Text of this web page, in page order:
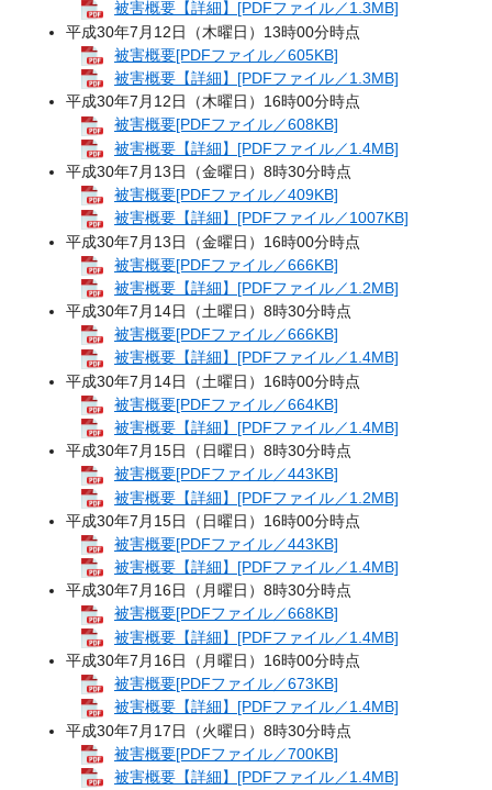
被害概要【詳細】[PDFファイル／1.3MB]
平成30年7月12日（木曜日）13時00分時点
被害概要[PDFファイル／605KB]
被害概要【詳細】[PDFファイル／1.3MB]
平成30年7月12日（木曜日）16時00分時点
被害概要[PDFファイル／608KB]
被害概要【詳細】[PDFファイル／1.4MB]
平成30年7月13日（金曜日）8時30分時点
被害概要[PDFファイル／409KB]
被害概要【詳細】[PDFファイル／1007KB]
平成30年7月13日（金曜日）16時00分時点
被害概要[PDFファイル／666KB]
被害概要【詳細】[PDFファイル／1.2MB]
平成30年7月14日（土曜日）8時30分時点
被害概要[PDFファイル／666KB]
被害概要【詳細】[PDFファイル／1.4MB]
平成30年7月14日（土曜日）16時00分時点
被害概要[PDFファイル／664KB]
被害概要【詳細】[PDFファイル／1.4MB]
平成30年7月15日（日曜日）8時30分時点
被害概要[PDFファイル／443KB]
被害概要【詳細】[PDFファイル／1.2MB]
平成30年7月15日（日曜日）16時00分時点
被害概要[PDFファイル／443KB]
被害概要【詳細】[PDFファイル／1.4MB]
平成30年7月16日（月曜日）8時30分時点
被害概要[PDFファイル／668KB]
被害概要【詳細】[PDFファイル／1.4MB]
平成30年7月16日（月曜日）16時00分時点
被害概要[PDFファイル／673KB]
被害概要【詳細】[PDFファイル／1.4MB]
平成30年7月17日（火曜日）8時30分時点
被害概要[PDFファイル／700KB]
被害概要【詳細】[PDFファイル／1.4MB]